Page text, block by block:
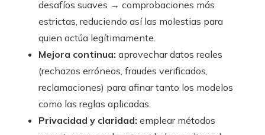
desafíos suaves → comprobaciones más
estrictas, reduciendo así las molestias para
quien actúa legítimamente.
Mejora continua: aprovechar datos reales
(rechazos erróneos, fraudes verificados,
reclamaciones) para afinar tanto los modelos
como las reglas aplicadas.
Privacidad y claridad: emplear métodos